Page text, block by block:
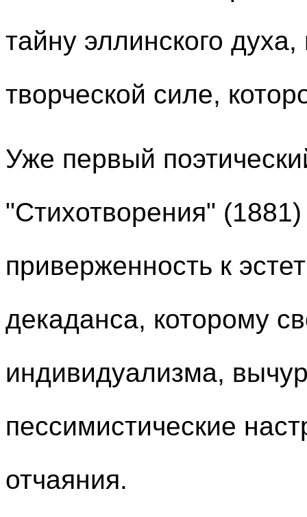
тайну эллинского
творческой силе,
Уже первый
"Стихотворения"
приверженность к
декаданса, которому
индивидуализма,
пессимистические
отчаяния.